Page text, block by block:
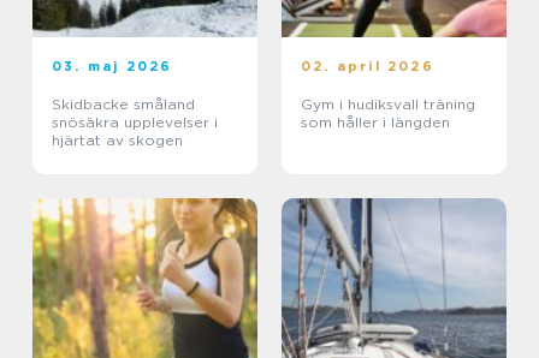
03. maj 2026
Skidbacke småland
snösäkra upplevelser i
hjärtat av skogen
02. april 2026
Gym i hudiksvall träning
som håller i längden